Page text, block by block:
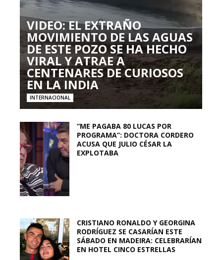
VIDEO: EL EXTRAÑO
MOVIMIENTO DE LAS AGUAS
DE ESTE POZO SE HA HECHO
VIRAL Y ATRAE A
CENTENARES DE CURIOSOS
EN LA INDIA
INTERNACIONAL
“ME PAGABA 80 LUCAS POR
PROGRAMA”: DOCTORA CORDERO
ACUSA QUE JULIO CÉSAR LA
EXPLOTABA
CRISTIANO RONALDO Y GEORGINA
RODRÍGUEZ SE CASARÍAN ESTE
SÁBADO EN MADEIRA: CELEBRARÍAN
EN HOTEL CINCO ESTRELLAS